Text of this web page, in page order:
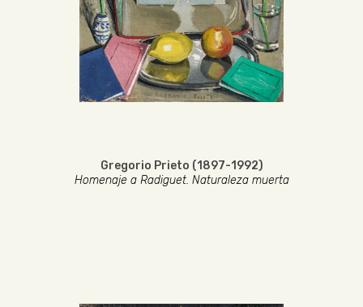
Gregorio Prieto (1897-1992)
Homenaje a Radiguet. Naturaleza muerta